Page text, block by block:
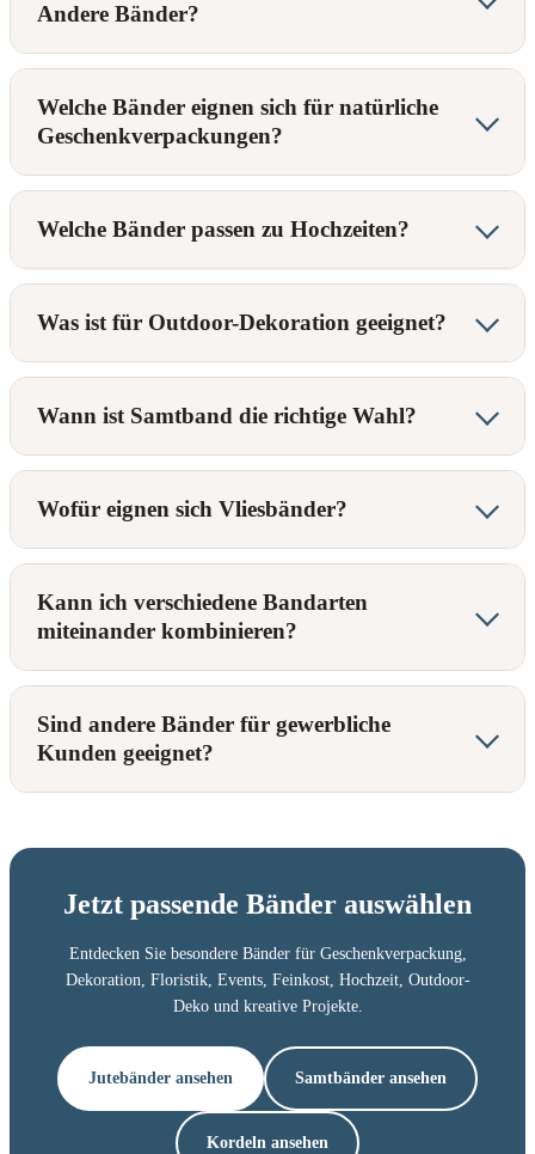
Andere Bänder?
Welche Bänder eignen sich für natürliche
Geschenkverpackungen?
Welche Bänder passen zu Hochzeiten?
Was ist für Outdoor-Dekoration geeignet?
Wann ist Samtband die richtige Wahl?
Wofür eignen sich Vliesbänder?
Kann ich verschiedene Bandarten
miteinander kombinieren?
Sind andere Bänder für gewerbliche
Kunden geeignet?
Jetzt passende Bänder auswählen
Entdecken Sie besondere Bänder für Geschenkverpackung,
Dekoration, Floristik, Events, Feinkost, Hochzeit, Outdoor-
Deko und kreative Projekte.
Jutebänder ansehen Samtbänder ansehen
Kordeln ansehen